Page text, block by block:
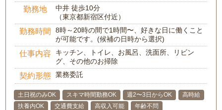
勤務地
中井 徒歩10分
（東京都新宿区付近）
勤務時間
8時～20時の間で1時間〜、好きな日に働くこと
が可能です。(候補の日時から選択)
仕事内容
キッチン、トイレ、お風呂、洗面所、リビン
グ、その他のお掃除
契約形態 業務委託
土日祝のみOK スキマ時間勤務OK 週2〜3日からOK
高時給
扶養内OK
交通費支給 高収入可能 年齢不問